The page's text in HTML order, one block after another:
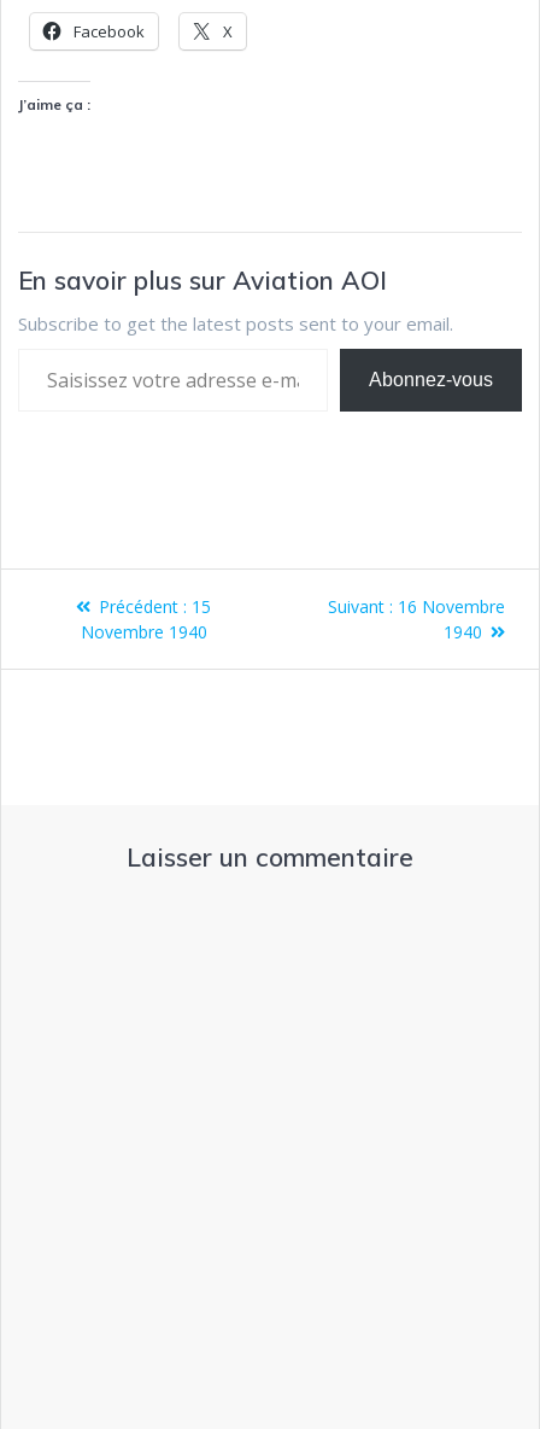
Facebook X
J’aime ça :
En savoir plus sur Aviation AOI
Subscribe to get the latest posts sent to your email.
Abonnez-vous
Précédent : 15
Novembre 1940
Suivant : 16 Novembre
1940
Laisser un commentaire